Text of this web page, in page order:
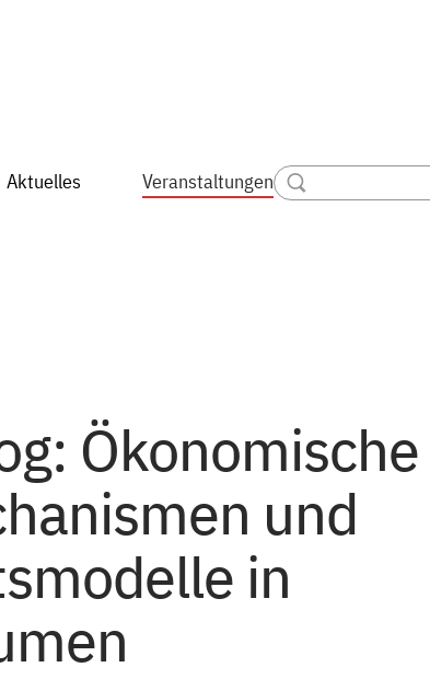
Aktuelles Veranstaltungen
Ökonomische
und
in